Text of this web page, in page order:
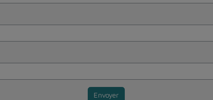
Envoyer